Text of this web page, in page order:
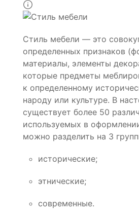
Стиль мебели — это
определенных признаков
материалы, элементы
которые предметы
к определенному
народу или культуре. В
существует более 50
используемых в
можно разделить на 3
исторические;
этнические;
современные.